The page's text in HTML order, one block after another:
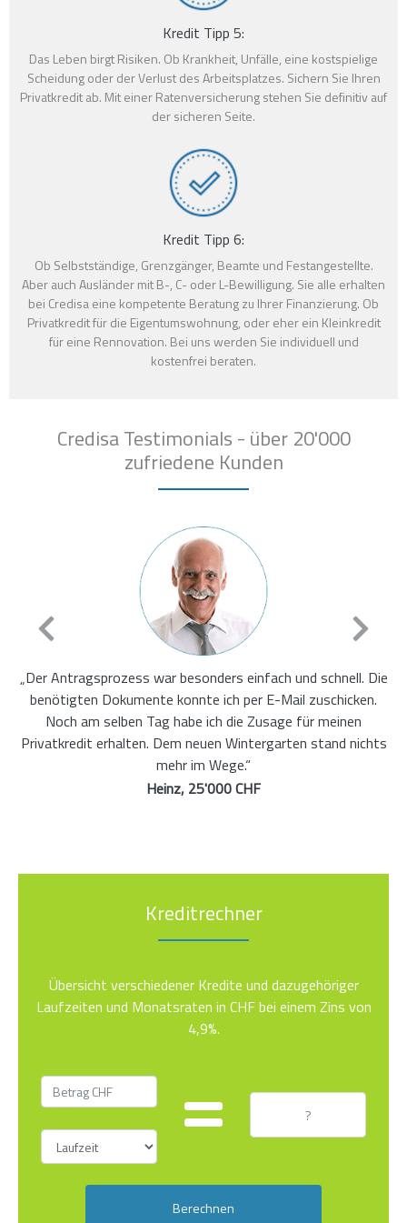
Kredit Tipp 5:
Das Leben birgt Risiken. Ob Krankheit, Unfälle, eine kostspielige
Scheidung oder der Verlust des Arbeitsplatzes. Sichern Sie Ihren
Privatkredit ab. Mit einer Ratenversicherung stehen Sie definitiv auf
der sicheren Seite.
Kredit Tipp 6:
Ob Selbstständige, Grenzgänger, Beamte und Festangestellte.
Aber auch Ausländer mit B-, C- oder L-Bewilligung. Sie alle erhalten
bei Credisa eine kompetente Beratung zu Ihrer Finanzierung. Ob
Privatkredit für die Eigentumswohnung, oder eher ein Kleinkredit
für eine Rennovation. Bei uns werden Sie individuell und
kostenfrei beraten.
Credisa Testimonials - über 20'000
zufriedene Kunden
„Ich hatte bereits einen Kredit und war mir nicht sicher ob ich
noch einen bekommen würde. Credisa hat für mich die
passende Bank gefunden, die bereit war mir noch einen
Kredit zu geben.“
Maria, 14'000 CHF
Kreditrechner
Übersicht verschiedener Kredite und dazugehöriger
Laufzeiten und Monatsraten in CHF bei einem Zins von
4,9%.
Berechnen